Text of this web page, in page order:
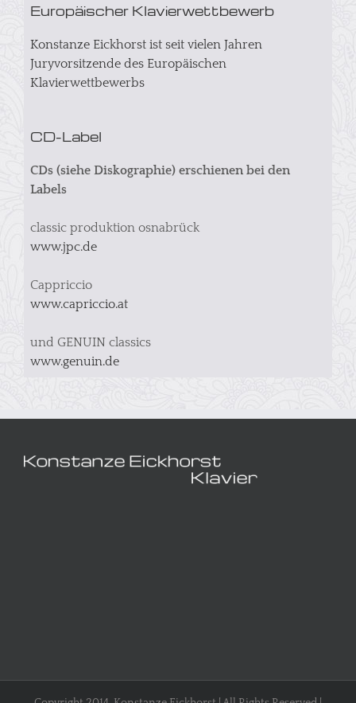
Europäischer Klavierwettbewerb
Konstanze Eickhorst ist seit vielen Jahren
Juryvorsitzende des Europäischen
Klavierwettbewerbs
CD-Label
CDs (siehe Diskographie) erschienen bei den
Labels
classic produktion osnabrück
www.jpc.de
Cappriccio
www.capriccio.at
und GENUIN classics
www.genuin.de